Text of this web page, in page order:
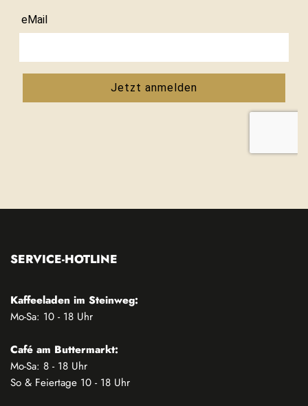
SERVICE-HOTLINE
Kaffeeladen im Steinweg:
Mo-Sa: 10 - 18 Uhr
Café am Buttermarkt:
Mo-Sa: 8 - 18 Uhr
So & Feiertage 10 - 18 Uhr